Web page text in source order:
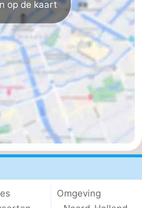
op de kaart
Omgeving